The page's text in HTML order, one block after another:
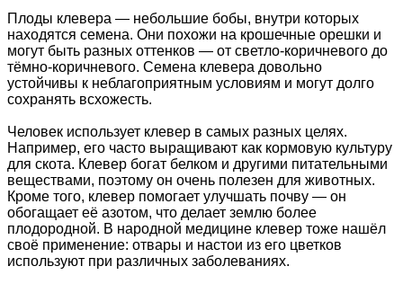
Плоды клевера — небольшие бобы, внутри которых
находятся семена. Они похожи на крошечные орешки и
могут быть разных оттенков — от светло-коричневого до
тёмно-коричневого. Семена клевера довольно
устойчивы к неблагоприятным условиям и могут долго
сохранять всхожесть.
Человек использует клевер в самых разных целях.
Например, его часто выращивают как кормовую культуру
для скота. Клевер богат белком и другими питательными
веществами, поэтому он очень полезен для животных.
Кроме того, клевер помогает улучшать почву — он
обогащает её азотом, что делает землю более
плодородной. В народной медицине клевер тоже нашёл
своё применение: отвары и настои из его цветков
используют при различных заболеваниях.